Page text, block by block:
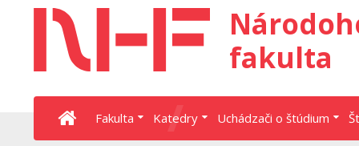
fakulta
Fakulta Katedry Uchádzači o štúdium